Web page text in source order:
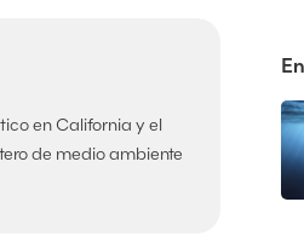
en California y el
de medio ambiente